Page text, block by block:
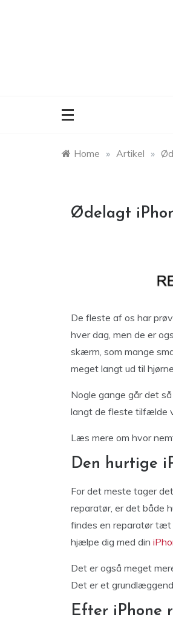
Home » Artikel »
Ødelagt
De fleste af os har
hver dag, men de er
skærm, som mange
meget langt ud til
Nogle gange går det
langt de fleste tilfælde
Læs mere om hvor
Den hurtige
For det meste tager
reparatør, er det både
findes en reparatør tæt
hjælpe dig med din
Det er også meget
Det er et
Efter iPhone